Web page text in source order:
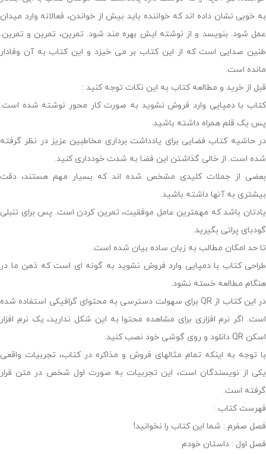
به خوبی نشان داده اند که خواننده باید بیش از خواندن، فعالانه وارد میدان
عمل شود. بنویسد و از نوشته ایش بهره مند شود. تمرین، تمرین و تمرین.
طنین صدایی است که از این کتاب بر می خیزد و این کتاب به آن وفادار
مانده است.
قبل از خرید و مطالعه کتاب به این نکات توجه کنید :
کتاب با دمپایی وارد فروش نشوید به صورت کار محور نوشته شده است.
پس یک قلم همراه داشته باشید.
در حاشیه کتاب فضایی برای یادداشت برداری مخاطبین عزیز در نظر گرفته
شده است. از خالی گذاشتن این فضا به شدت خودداری کنید.
بعضی از جملات کلیدی مشخص شده اند که بسیار مهم هستند، دقت
بیشتری به آنها داشته باشید.
یادتان باشد که مهمترین عامل موفقیت، تمرین کردن است. پس برای تنبلی
گودبای پراتی بگیرید.
تا حد امکان مطالب به زبان ساده بیان شده است.
طراحی کتاب با دمپایی وارد فروش نشوید به گونه ای است که ذهن ما در
هنگام مطالعه خسته نشود.
در این کتاب از QR برای سهولت دسترسی به محتوای گرافیکی استفاده شده
است. اگر نرم افزاری برای مشاهده محتوا به این شکل ندارید، یک نرم افزار
اسکن QR دانلود و روی گوشی خود نصب کنید.
با توجه به اینکه تمام مثالهای فروش و مذاکره در کتاب، تجربیات واقعی
یکی از نویسندگان است، این تجربیات به صورت اول شخص در متن قرار
گرفته است.
فهرست کتاب :
فصل صفرم : شما این کتاب را نخوانید!
فصل اول : داستان خودم